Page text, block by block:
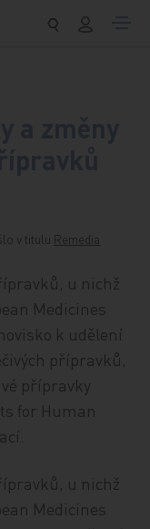
v titulu Remedia
u nichž
Medicines
k udělení
přípravků,
přípravky
for Human
u nichž
Medicines